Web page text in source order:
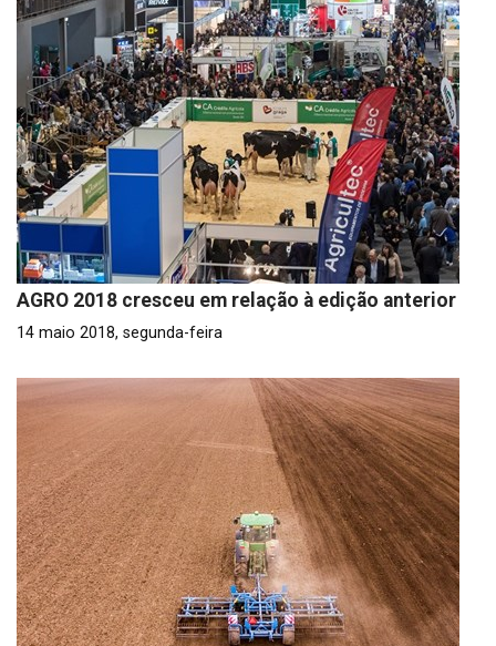
AGRO 2018 cresceu em relação à edição anterior
14 maio 2018, segunda-feira